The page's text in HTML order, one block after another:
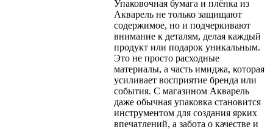
Упаковочная бумага и плёнка из
Акварель не только защищают
содержимое, но и подчеркивают
внимание к деталям, делая каждый
продукт или подарок уникальным.
Это не просто расходные
материалы, а часть имиджа, которая
усиливает восприятие бренда или
события. С магазином Акварель
даже обычная упаковка становится
инструментом для создания ярких
впечатлений, а забота о качестве и